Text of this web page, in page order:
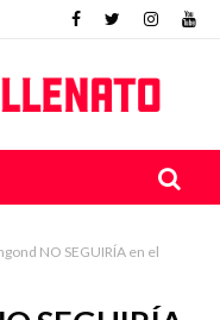
NO SEGUIRÍA en el